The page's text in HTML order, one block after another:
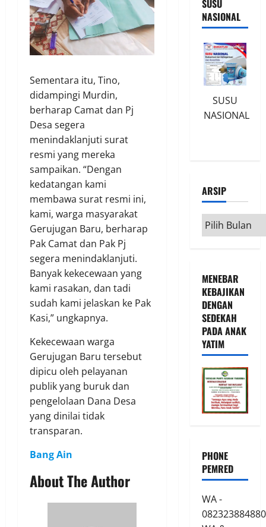
Sementara itu, Tino,
didampingi Murdin,
berharap Camat dan Pj
Desa segera
menindaklanjuti surat
resmi yang mereka
sampaikan. “Dengan
kedatangan kami
membawa surat resmi ini,
kami, warga masyarakat
Gerujugan Baru, berharap
Pak Camat dan Pak Pj
segera menindaklanjuti.
Banyak kekecewaan yang
kami rasakan, dan tadi
sudah kami jelaskan ke Pak
Kasi,” ungkapnya.
Kekecewaan warga
Gerujugan Baru tersebut
dipicu oleh pelayanan
publik yang buruk dan
pengelolaan Dana Desa
yang dinilai tidak
transparan.
Bang Ain
About The Author
SUSU
NASIONAL
SUSU
NASIONAL
ARSIP
Arsip
MENEBAR
KEBAJIKAN
DENGAN
SEDEKAH
PADA ANAK
YATIM
PHONE
PEMRED
WA -
082323884880